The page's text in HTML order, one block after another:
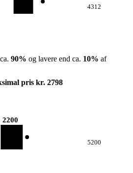
4312
90% og lavere end ca. 10% af
pris kr. 2798
2200
5200